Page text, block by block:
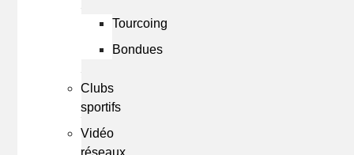
Tourcoing
Bondues
Clubs
sportifs
Vidéo
réseaux